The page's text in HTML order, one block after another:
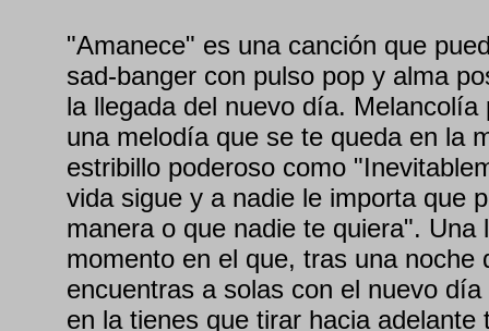
"Amanece" es una canción que
sad-banger con pulso pop y alma
la llegada del nuevo día. Melancolía
una melodía que se te queda en la
estribillo poderoso como
vida sigue y a nadie le importa que
manera o que nadie te quiera". Una
momento en el que, tras una noche
encuentras a solas con el nuevo
en la tienes que tirar hacia adelante